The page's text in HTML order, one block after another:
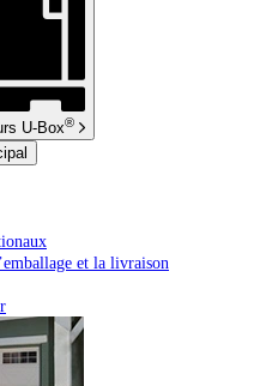
U-Box®
et la livraison